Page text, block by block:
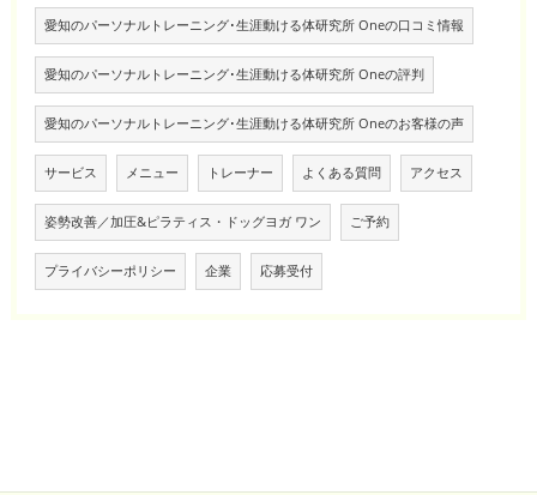
愛知のパーソナルトレーニング･生涯動ける体研究所 Oneの口コミ情報
愛知のパーソナルトレーニング･生涯動ける体研究所 Oneの評判
愛知のパーソナルトレーニング･生涯動ける体研究所 Oneのお客様の声
サービス メニュー トレーナー よくある質問 アクセス
姿勢改善／加圧&ピラティス・ドッグヨガ ワン ご予約
プライバシーポリシー 企業 応募受付